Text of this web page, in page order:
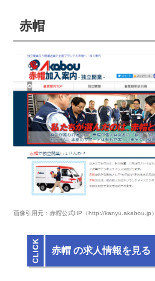
赤帽
画像引用元：赤帽公式HP（http://kanyu.akabou.jp）
赤帽 の求人情報を見る